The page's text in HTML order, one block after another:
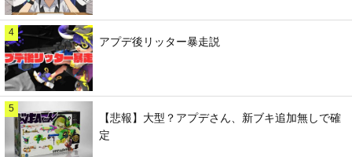
4
アプデ後リッター暴走説
5
【悲報】大型？アプデさん、新ブキ追加無しで確
定